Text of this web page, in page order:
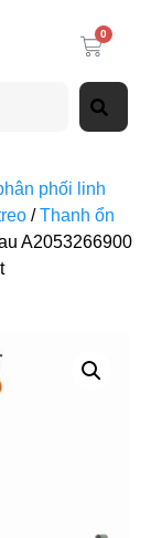
0
phối linh
/Thanh ổn
A2053266900